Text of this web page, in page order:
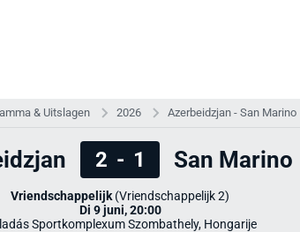
& Uitslagen 2026 Azerbeidzjan - San Marino
2 - 1 San Marino
Vriendschappelijk (Vriendschappelijk 2)
Di 9 juni, 20:00
Sportkomplexum Szombathely, Hongarije